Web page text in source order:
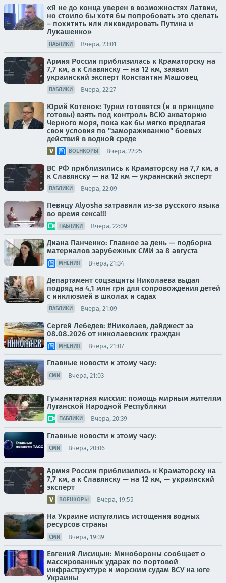
«Я не до конца уверен в возможностях Латвии,
но стоило бы хотя бы попробовать это сделать
– похитить или ликвидировать Путина и
Лукашенко»
ПАБЛИКИ Вчера, 23:01
Армия России приблизилась к Краматорску на
7,7 км, а к Славянску — на 12 км, заявил
украинский эксперт Константин Машовец
ПАБЛИКИ Вчера, 22:27
Юрий Котенок: Турки готовятся (и в принципе
готовы) взять под контроль ВСЮ акваторию
Черного моря, пока как бы мягко предлагая
свои условия по "замораживанию" боевых
действий в водной среде
ВОЕНКОРЫ Вчера, 22:25
ВС РФ приблизились к Краматорску на 7,7 км, а
к Славянску — на 12 км — украинский эксперт
ПАБЛИКИ Вчера, 22:09
Певицу Alyosha затравили из-за русского языка
во время секса!!!
ПАБЛИКИ Вчера, 22:09
Диана Панченко: Главное за день — подборка
материалов зарубежных СМИ за 8 августа
МНЕНИЯ Вчера, 21:34
Департамент соцзащиты Николаева выдал
подряд на 4,1 млн грн для сопровождения детей
с инклюзией в школах и садах
ПАБЛИКИ Вчера, 21:09
Сергей Лебедев: #Николаев, дайджест за
08.08.2026 от николаевских граждан
МНЕНИЯ Вчера, 21:07
Главные новости к этому часу:
СМИ Вчера, 21:03
Гуманитарная миссия: помощь мирным жителям
Луганской Народной Республики
ПАБЛИКИ Вчера, 20:39
Главные новости к этому часу:
СМИ Вчера, 20:06
Армия России приблизились к Краматорску на
7,7 км, а к Славянску — на 12 км, — украинский
эксперт
ВОЕНКОРЫ Вчера, 19:55
На Украине испугались истощения водных
ресурсов страны
СМИ Вчера, 19:39
Евгений Лисицын: Минобороны сообщает о
массированных ударах по портовой
инфраструктуре и морским судам ВСУ на юге
Украины